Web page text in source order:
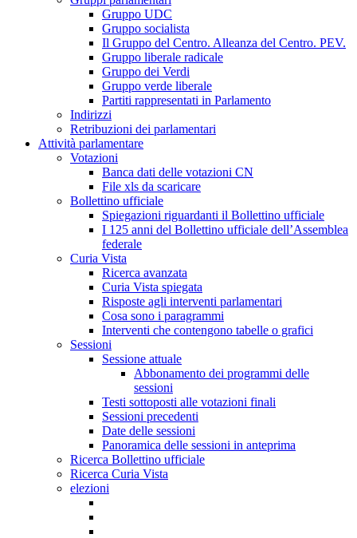
Gruppo UDC
Gruppo socialista
Il Gruppo del Centro. Alleanza del Centro. PEV.
Gruppo liberale radicale
Gruppo dei Verdi
Gruppo verde liberale
Partiti rappresentati in Parlamento
Indirizzi
Retribuzioni dei parlamentari
Attività parlamentare
Votazioni
Banca dati delle votazioni CN
File xls da scaricare
Bollettino ufficiale
Spiegazioni riguardanti il Bollettino ufficiale
I 125 anni del Bollettino ufficiale dell’Assemblea
federale
Curia Vista
Ricerca avanzata
Curia Vista spiegata
Risposte agli interventi parlamentari
Cosa sono i paragrammi
Interventi che contengono tabelle o grafici
Sessioni
Sessione attuale
Abbonamento dei programmi delle
sessioni
Testi sottoposti alle votazioni finali
Sessioni precedenti
Date delle sessioni
Panoramica delle sessioni in anteprima
Ricerca Bollettino ufficiale
Ricerca Curia Vista
elezioni